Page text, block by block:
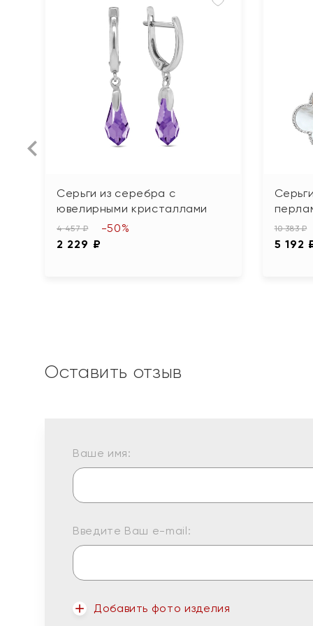
Серьги из серебра с
ювелирными кристаллами
4 457 ₽
2 229 ₽
-50% 10 383 ₽
5 192
Оставить отзыв
Ваше имя:
Введите Ваш e-mail:
Добавить фото изделия